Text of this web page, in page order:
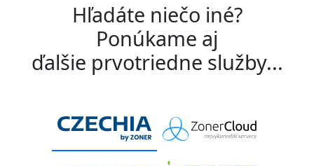
Hľadáte niečo iné?
Ponúkame aj
ďalšie prvotriedne služby...